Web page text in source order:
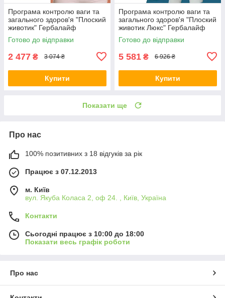
Програма контролю ваги та
загального здоров'я "Плоский
животик" Гербалайф
Herbalife
Готово до відправки
2 477 ₴ 3 074 ₴
Купити
Програма контролю ваги та
загального здоров'я "Плоский
животик Люкс" Гербалайф
Herbalife ( + ложка у
подарунок )
Готово до відправки
5 581 ₴ 6 926 ₴
Купити
Показати ще
Про нас
100% позитивних з 18 відгуків за рік
Працює з 07.12.2013
м. Київ
вул. Якуба Коласа 2, оф 24. , Київ, Україна
Контакти
Сьогодні працює з 10:00 до 18:00
Показати весь графік роботи
Про нас